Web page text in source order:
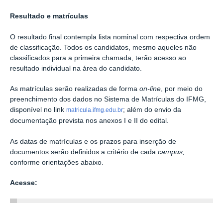
Resultado e matrículas
O resultado final contempla lista nominal com respectiva ordem
de classificação. Todos os candidatos, mesmo aqueles não
classificados para a primeira chamada, terão acesso ao
resultado individual na área do candidato.
As matrículas serão realizadas de forma on-line, por meio do
preenchimento dos dados no Sistema de Matrículas do IFMG,
disponível no link matricula.ifmg.edu.br; além do envio da
documentação prevista nos anexos I e II do edital.
As datas de matrículas e os prazos para inserção de
documentos serão definidos a critério de cada campus,
conforme orientações abaixo.
Acesse: